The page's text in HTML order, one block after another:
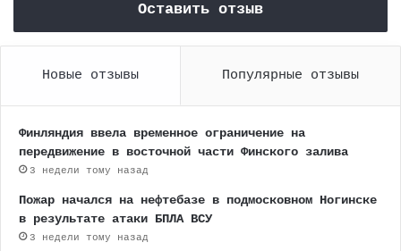
Оставить отзыв
Новые отзывы Популярные отзывы
Финляндия ввела временное ограничение на
передвижение в восточной части Финского залива
3 недели тому назад
Пожар начался на нефтебазе в подмосковном Ногинске
в результате атаки БПЛА ВСУ
3 недели тому назад